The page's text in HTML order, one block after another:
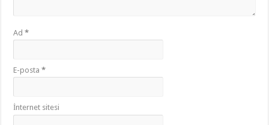
Ad*
E-posta*
İnternet sitesi